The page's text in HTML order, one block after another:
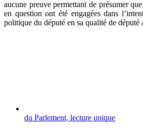
aucune preuve permettant de présumer
en question ont été engagées dans
politique du député en sa qualité de député
du Parlement, lecture unique